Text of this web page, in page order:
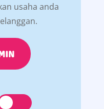
usaha anda